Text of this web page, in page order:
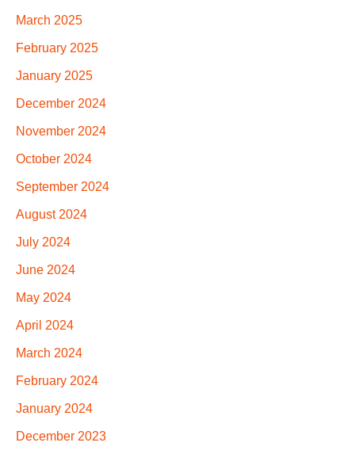
March 2025
February 2025
January 2025
December 2024
November 2024
October 2024
September 2024
August 2024
July 2024
June 2024
May 2024
April 2024
March 2024
February 2024
January 2024
December 2023